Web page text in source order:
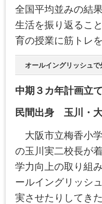
全国平均並みの結
生活を振り返るこ
育の授業に筋トレ
オールイングリッシュで
中期３カ年計画立
民間出身 玉川・
大阪市立梅香小
の玉川実二校長が
学力向上の取り組
ールイングリッシ
実させたりしてき